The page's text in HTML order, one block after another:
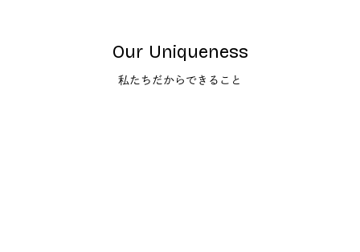
Our Uniqueness
私たちだからできること